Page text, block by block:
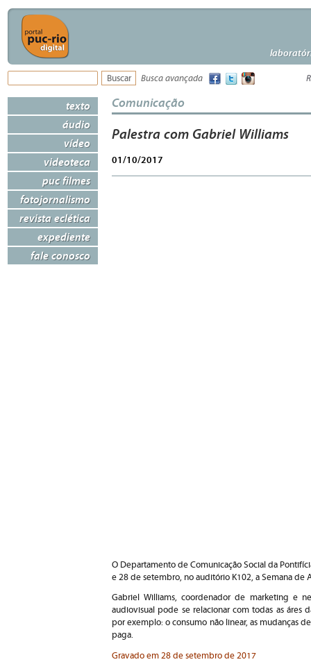
Busca avançada
texto
áudio
vídeo
videoteca
puc filmes
fotojornalismo
revista eclética
expediente
fale conosco
Comunicação
Palestra com Gabriel Williams
01/10/2017
O Departamento de Comunicação Social da
e 28 de setembro, no auditório K102, a Semana de
Gabriel Williams, coordenador de marketing e
audiovisual pode se relacionar com todas as áres
por exemplo: o consumo não linear, as mudanças
paga.
Gravado em 28 de setembro de 2017